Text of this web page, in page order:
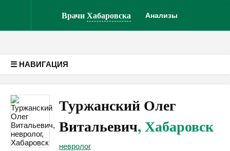
ВрачиХабаровска Анализы
☰ НАВИГАЦИЯ
Туржанский Олег
Витальевич, Хабаровск
невролог